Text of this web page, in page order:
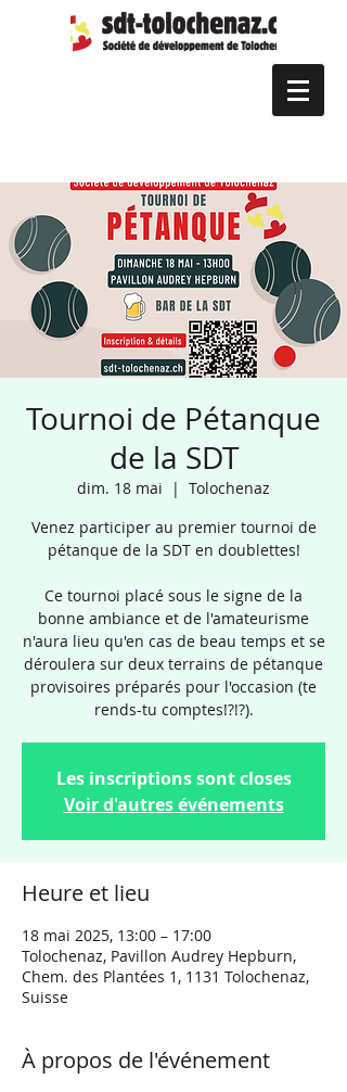
Tournoi de Pétanque
de la SDT
dim. 18 mai
  |
Tolochenaz
Venez participer au premier tournoi de
pétanque de la SDT en doublettes!
Ce tournoi placé sous le signe de la
bonne ambiance et de l'amateurisme
n'aura lieu qu'en cas de beau temps et se
déroulera sur deux terrains de pétanque
provisoires préparés pour l'occasion (te
rends-tu comptes!?!?).
Les inscriptions sont closes
Voir d'autres événements
Heure et lieu
18 mai 2025, 13:00 – 17:00
Tolochenaz, Pavillon Audrey Hepburn,
Chem. des Plantées 1, 1131 Tolochenaz,
Suisse
À propos de l'événement